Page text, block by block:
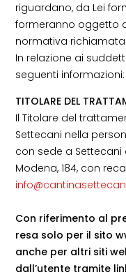
riguardano, da Lei
formeranno oggetto
normativa richiamata.
In relazione ai
seguenti informazioni:
TITOLARE DEL
Il Titolare del
Settecani nella
con sede a Settecani
Modena, 184, con
Con riferimento al
resa solo per il sito
anche per altri siti
dall’utente tramite